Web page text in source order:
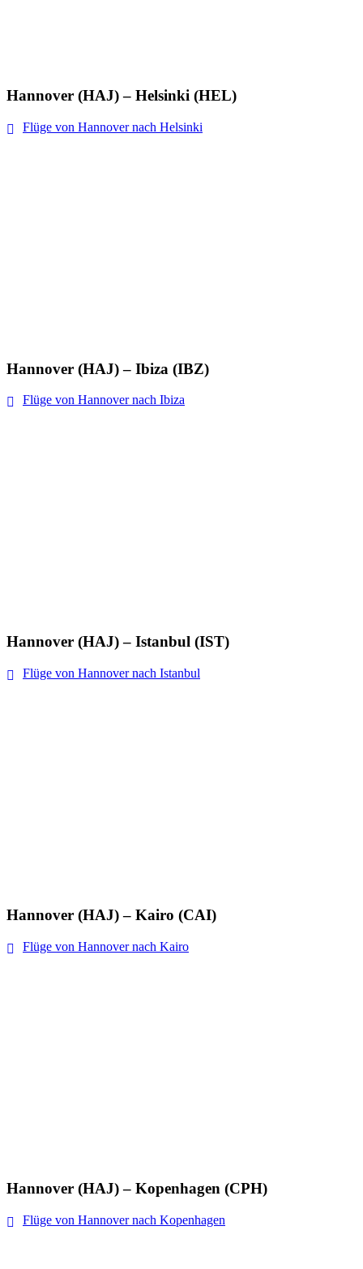
Hannover (HAJ) – Helsinki (HEL)
Flüge von Hannover nach Helsinki
Hannover (HAJ) – Ibiza (IBZ)
Flüge von Hannover nach Ibiza
Hannover (HAJ) – Istanbul (IST)
Flüge von Hannover nach Istanbul
Hannover (HAJ) – Kairo (CAI)
Flüge von Hannover nach Kairo
Hannover (HAJ) – Kopenhagen (CPH)
Flüge von Hannover nach Kopenhagen